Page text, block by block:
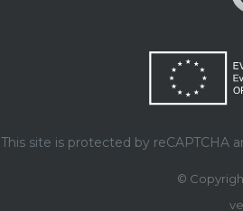
This site is protected by reCAPTCHA
©